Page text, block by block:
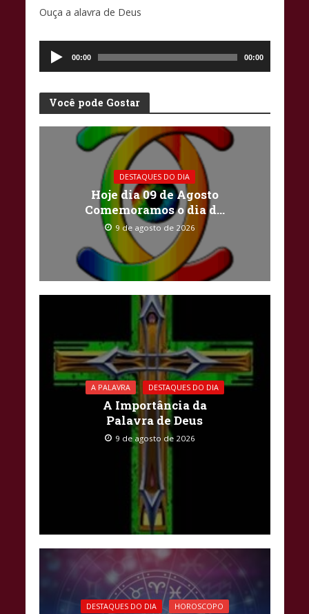
o
k
A
p
Li
k
Ouça a alavra de Deus
Tocador
áudio
00:00 00:00
Você pode Gostar
DESTAQUES DO DIA
Hoje dia 09 de Agosto
Comemoramos o dia d…
9 de agosto de 2026
A PALAVRA DESTAQUES DO DIA
A Importância da
Palavra de Deus
9 de agosto de 2026
DESTAQUES DO DIA HOROSCOPO